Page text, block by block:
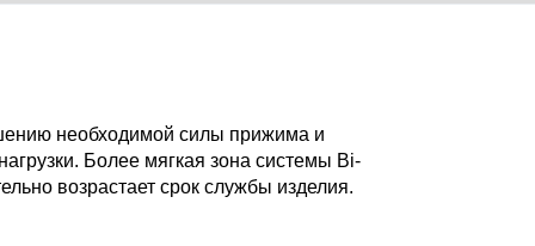
необходимой силы прижима и
Более мягкая зона системы Bi-
возрастает срок службы изделия.